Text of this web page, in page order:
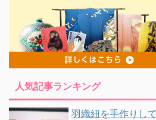
人気記事ランキング
羽織紐を手作りし